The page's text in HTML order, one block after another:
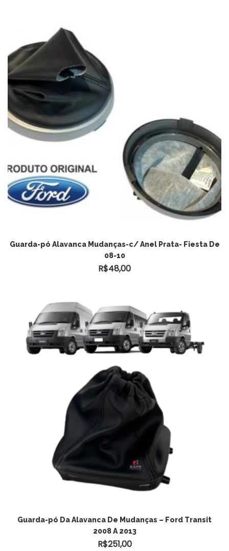
Guarda-pó Alavanca Mudanças-c/ Anel Prata- Fiesta De
08-10
R$48,00
Guarda-pó Da Alavanca De Mudanças – Ford Transit
2008 A 2013
R$251,00